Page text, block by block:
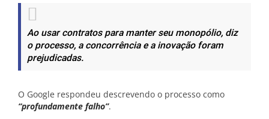
Ao usar contratos para manter seu monopólio, diz
o processo, a concorrência e a inovação foram
prejudicadas.
O Google respondeu descrevendo o processo como
“profundamente falho”.